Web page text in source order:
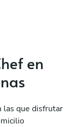
en
las que disfrutar